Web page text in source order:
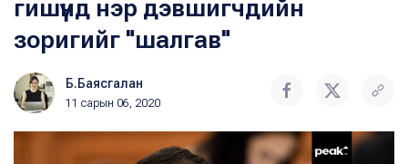
гишүүнд нэр дэвшигчдийн
зоригийг "шалгав"
Б.Баясгалан
11 сарын 06, 2020